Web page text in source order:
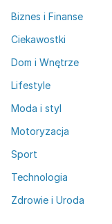
Biznes i Finanse
Ciekawostki
Dom i Wnętrze
Lifestyle
Moda i styl
Motoryzacja
Sport
Technologia
Zdrowie i Uroda